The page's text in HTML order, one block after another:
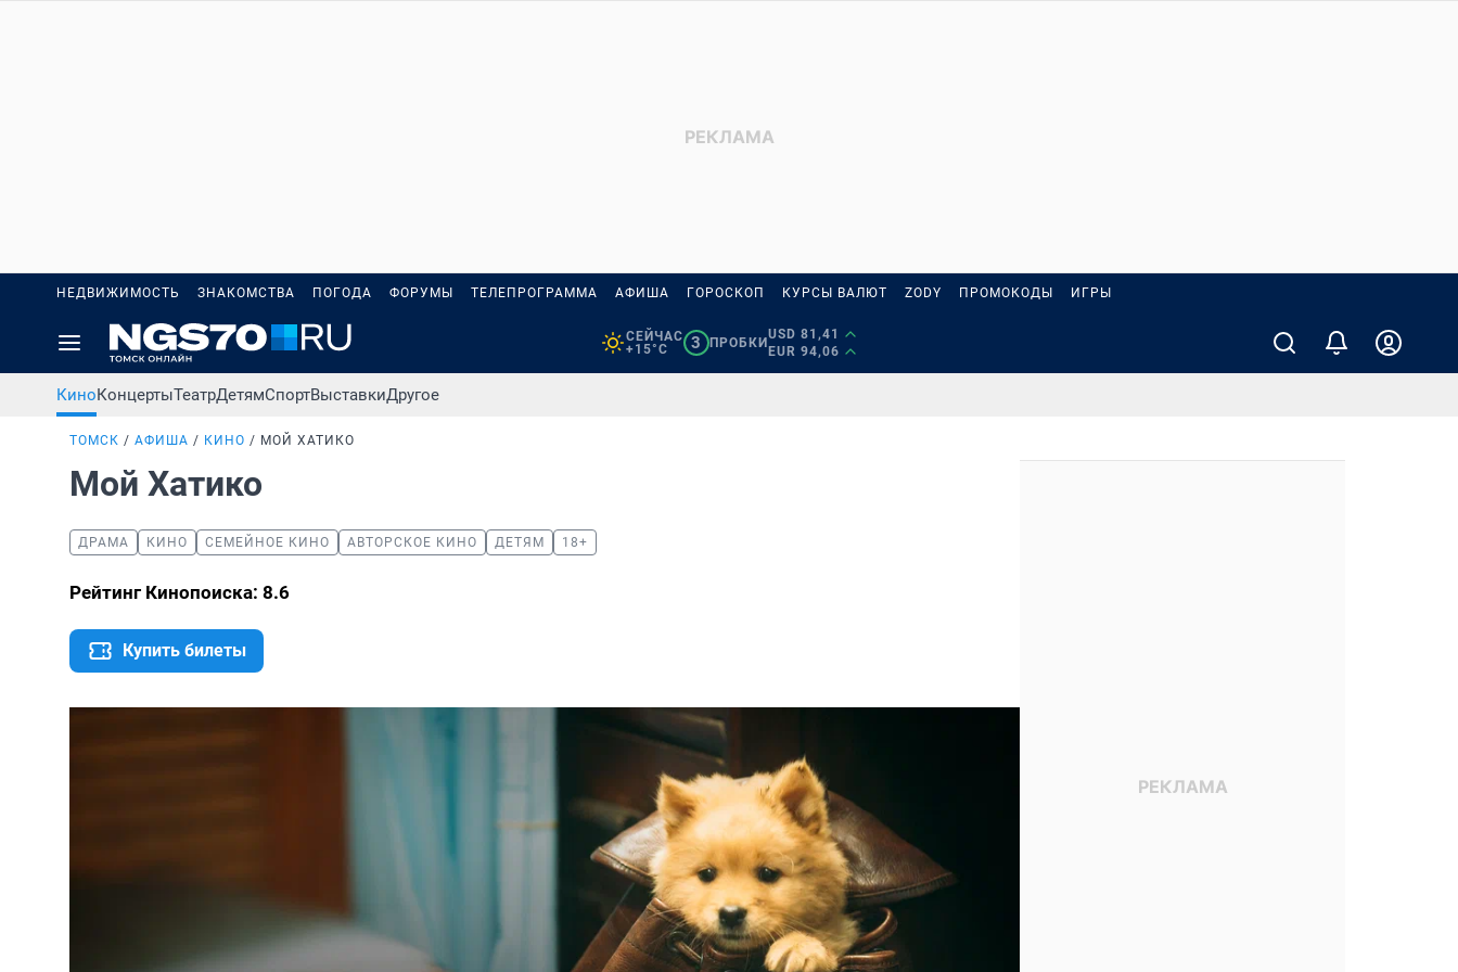
НЕДВИЖИМОСТЬ ЗНАКОМСТВА ПОГОДА ФОРУМЫ ТЕЛЕПРОГРАММА АФИША ГОРОСКОП КУРСЫ ВАЛЮТ ZODY ПРОМОКОДЫ ИГРЫ
СЕЙЧАС
+15°C
3 ПРОБКИ
USD 81,41
EUR 94,06
КиноКонцертыТеатрДетямСпортВыставкиДругое
ТОМСК АФИША КИНО МОЙ ХАТИКО
Мой Хатико
ДРАМА КИНО СЕМЕЙНОЕ КИНО АВТОРСКОЕ КИНО ДЕТЯМ 18+
Рейтинг Кинопоиска: 8.6
Купить билеты